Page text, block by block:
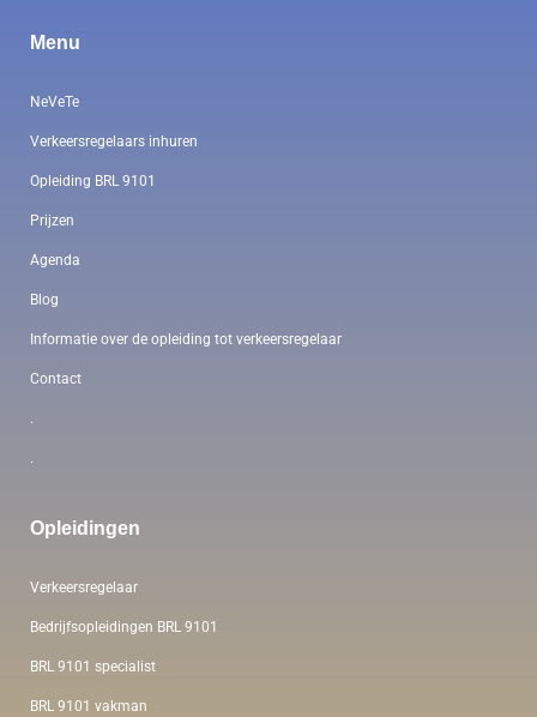
Menu
NeVeTe
Verkeersregelaars inhuren
Opleiding BRL 9101
Prijzen
Agenda
Blog
Informatie over de opleiding tot verkeersregelaar
Contact
.
.
Opleidingen
Verkeersregelaar
Bedrijfsopleidingen BRL 9101
BRL 9101 specialist
BRL 9101 vakman